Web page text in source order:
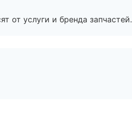
от услуги и бренда запчастей.